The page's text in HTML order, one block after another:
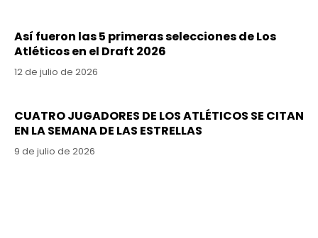
Así fueron las 5 primeras selecciones de Los
Atléticos en el Draft 2026
12 de julio de 2026
CUATRO JUGADORES DE LOS ATLÉTICOS SE CITAN
EN LA SEMANA DE LAS ESTRELLAS
9 de julio de 2026